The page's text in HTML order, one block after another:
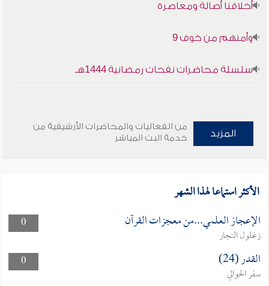
أخلاقنا أصالة ومعاصرة
وأمنهم من خوف 9
سلسلة محاضرات نفحات رمضانية 1444هـ
المزيد
من الفعاليات والمحاضرات الأرشيفية من
خدمة البث المباشر
الأكثر استماعا لهذا الشهر
0 الإعجاز العلمي...من معجزات القرآن
زغلول النجار
0
القدر (24)
سفر الحوالي